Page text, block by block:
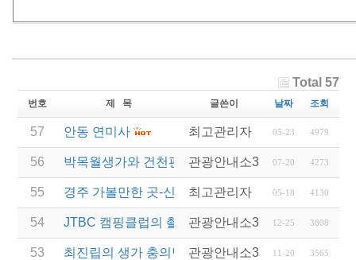
Total 57
번호 제 목 글쓴이 날짜 조회
57 안동 연미사 최고관리자 05-23 4979
56 박목월생가와 건천편백내음숲을 추천합니다
관광안내소3 07-20 4273
55 경주 가볼만한 곳-신라갤러리, 진평왕릉, 설총묘, 교
최고관리자 05-18 4130
54 JTBC 캠핑클럽의 촬영지로 유명한 ‘화랑의 언덕’
관광안내소3 12-25 3808
53 최진립의 생가 충의당..관광안내소3 11-20 3565